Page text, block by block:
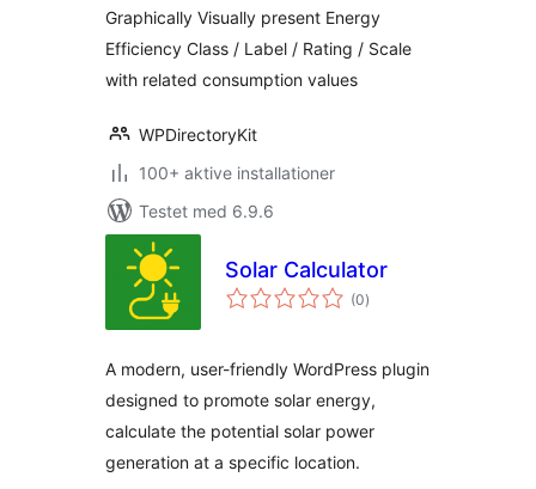
Graphically Visually present Energy
Efficiency Class / Label / Rating / Scale
with related consumption values
WPDirectoryKit
100+ aktive installationer
Testet med 6.9.6
Solar Calculator
(0totale
bedømmelser
)
A modern, user-friendly WordPress plugin
designed to promote solar energy,
calculate the potential solar power
generation at a specific location.